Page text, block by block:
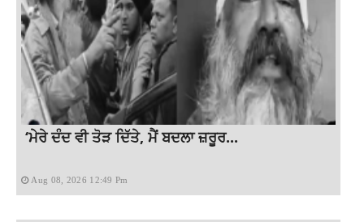
‘ਮੇਰੇ ਦੰਦ ਵੀ ਤੋੜ ਦਿੱਤੇ, ਮੈਂ ਬਦਲਾ ਜ਼ਰੂਰ...
Aug 08, 2026 12:49 Pm